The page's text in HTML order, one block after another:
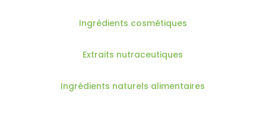
Ingrédients cosmétiques
Extraits nutraceutiques
Ingrédients naturels alimentaires